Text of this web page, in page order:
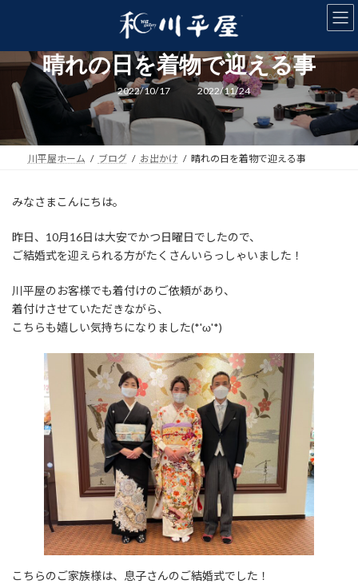
ン
ー
晴れの日を着物で迎える事
2022/10/17
最
更
新
日
時
:
2022/11/24
川平屋ホーム ブログ お出かけ 晴れの日を着物で迎える事
みなさまこんにちは。
昨日、10月16日は大安でかつ日曜日でしたので、
ご結婚式を迎えられる方がたくさんいらっしゃいました！
川平屋のお客様でも着付けのご依頼があり、
着付けさせていただきながら、
こちらも嬉しい気持ちになりました(*'ω'*)
こちらのご家族様は、息子さんのご結婚式でした！